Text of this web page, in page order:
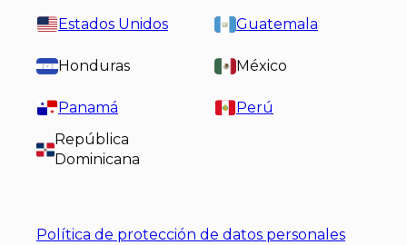
Estados Unidos Guatemala
Honduras México
Panamá
Perú
República
Dominicana
Política de protección de datos personales